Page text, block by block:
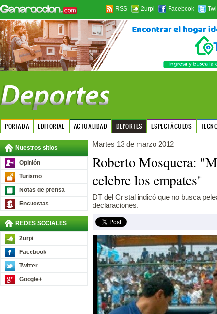
RSS 2urpi Facebook
PORTADA EDITORIAL ACTUALIDAD DEPORTES ESPECTÁCULOS
Nuestros sitios
Opinión
Turismo
Notas de prensa
Encuestas
REDES SOCIALES
2urpi
Facebook
Twitter
Google+
Martes 13 de marzo 2012
Roberto Mosquera:
celebre los empates"
DT del Cristal indicó que no busca
declaraciones.